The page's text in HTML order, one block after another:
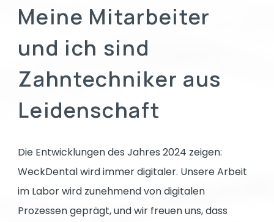
Meine Mitarbeiter
und ich sind
Zahntechniker aus
Leidenschaft
Die Entwicklungen des Jahres 2024 zeigen:
WeckDental wird immer digitaler. Unsere Arbeit
im Labor wird zunehmend von digitalen
Prozessen geprägt, und wir freuen uns, dass